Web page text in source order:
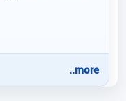
..more